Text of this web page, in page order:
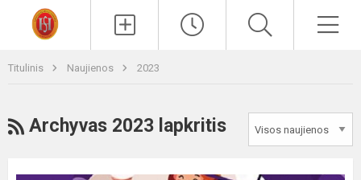
Titulinis Naujienos 2023
RSS
Archyvas 2023 lapkritis